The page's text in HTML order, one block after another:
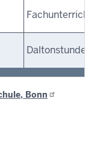
Fachunterricht
Daltonstunde
Bonn